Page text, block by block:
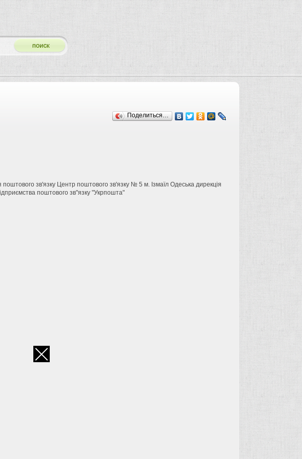
Поделиться…
поштового зв'язку Центр поштового зв'язку № 5 м. Ізмаїл Одеська дирекція
поштового зв"язку "Укрпошта"